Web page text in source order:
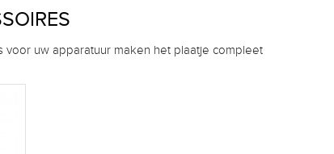
uw apparatuur maken het plaatje compleet